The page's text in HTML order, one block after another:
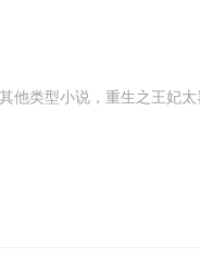
类型小说，重生之王妃